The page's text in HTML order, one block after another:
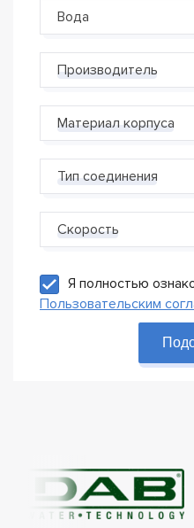
Производитель
Материал корпуса
Тип соединения
Скорость
Я полностью
Пользовательским